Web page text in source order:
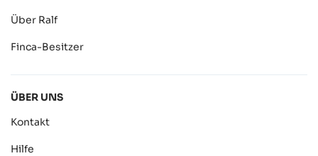
Über Ralf
Finca-Besitzer
ÜBER UNS
Kontakt
Hilfe